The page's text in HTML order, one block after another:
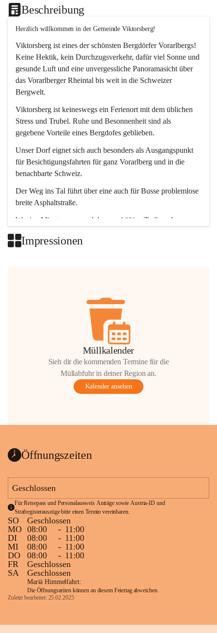
Beschreibung
Herzlich willkommen in der Gemeinde Viktorsberg!
Viktorsberg ist eines der schönsten Bergdörfer Vorarlbergs!
Keine Hektik, kein Durchzugsverkehr, dafür viel Sonne und
gesunde Luft und eine unvergessliche Panoramasicht über
das Vorarlberger Rheintal bis weit in die Schweizer
Bergwelt.
Viktorsberg ist keineswegs ein Ferienort mit dem üblichen
Stress und Trubel. Ruhe und Besonnenheit sind als
gegebene Vorteile eines Bergdofes geblieben.
Unser Dorf eignet sich auch besonders als Ausgangspunkt
für Besichtigungsfahrten für ganz Vorarlberg und in die
benachbarte Schweiz.
Der Weg ins Tal führt über eine auch für Busse problemlose
breite Asphaltstraße.
Wenige Minuten nur, und das geschäftige Treiben der
Impressionen
Müllkalender
Sieh dir die kommenden Termine für die
Müllabfuhr in deiner Region an.
Kalender ansehen
Öffnungszeiten
Geschlossen
Für Reisepass und Personalausweis Anträge sowie Austria-ID und
Strafregisterauszüge bitte einen Termin vereinbaren.
SO
Geschlossen
MO 08:00 - 11:00
DI
08:00 - 11:00
MI
08:00 - 11:00
DO
08:00 - 11:00
FR
Geschlossen
SA
Geschlossen
Mariä Himmelfahrt:
Die Öffnungszeiten können an diesem Feiertag abweichen.
Zuletzt bearbeitet: 25.02.2025